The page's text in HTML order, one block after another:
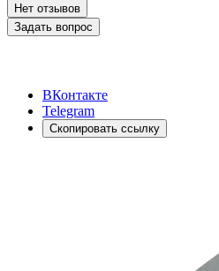
Нет отзывов
Задать вопрос
ВКонтакте
Telegram
Скопировать ссылку